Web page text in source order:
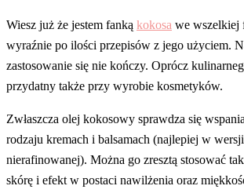
Wiesz już że jestem fanką kokosa we wszelkiej
wyraźnie po ilości przepisów z jego użyciem.
zastosowanie się nie kończy. Oprócz
przydatny także przy wyrobie kosmetyków.
Zwłaszcza olej kokosowy sprawdza się
rodzaju kremach i balsamach (najlepiej w
nierafinowanej). Można go zresztą stosować
skórę i efekt w postaci nawilżenia oraz